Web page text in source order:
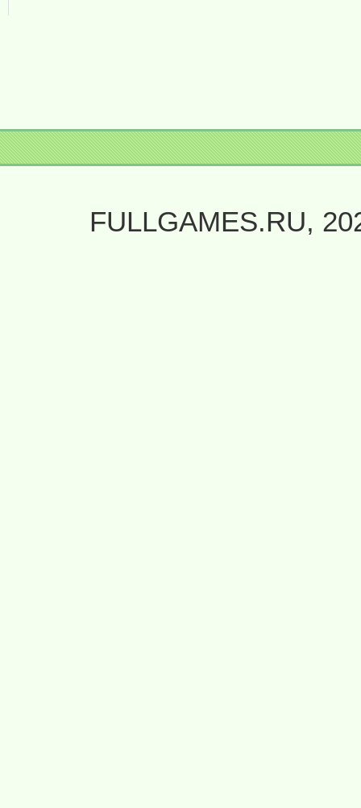
FULLGAMES.RU,